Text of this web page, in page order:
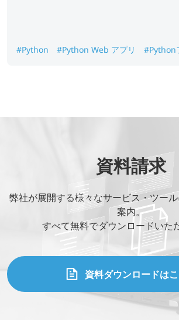
#Python #Python Web アプリ #Python
資料請求
弊社が展開する様々なサービス・ツー
案内。
すべて無料でダウンロードいた
資料ダウンロードは